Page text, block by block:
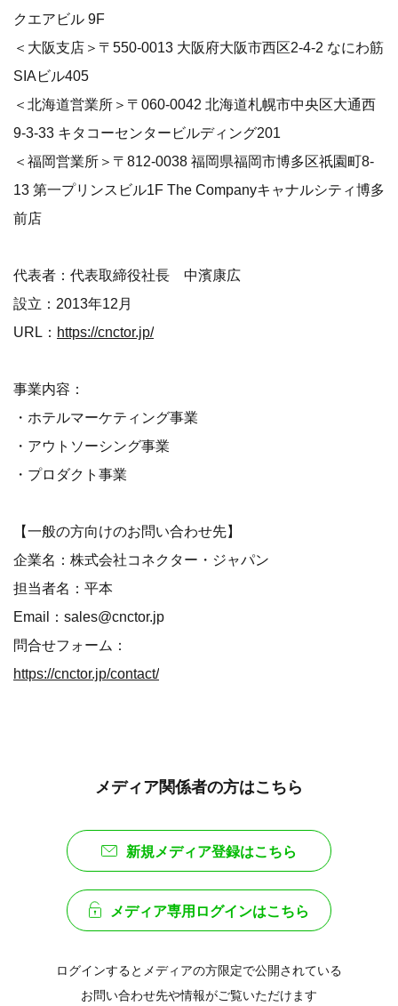
クエアビル 9F
＜大阪支店＞〒550-0013 大阪府大阪市西区2-4-2 なにわ筋
SIAビル405
＜北海道営業所＞〒060-0042 北海道札幌市中央区大通西
9-3-33 キタコーセンタービルディング201
＜福岡営業所＞〒812-0038 福岡県福岡市博多区祇園町8-
13 第一プリンスビル1F The Companyキャナルシティ博多
前店
代表者：代表取締役社長 中濱康広
設立：2013年12月
URL： https://cnctor.jp/
事業内容：
・ホテルマーケティング事業
・アウトソーシング事業
・プロダクト事業
【一般の方向けのお問い合わせ先】
企業名：株式会社コネクター・ジャパン
担当者名：平本
Email：sales@cnctor.jp
問合せフォーム：
https://cnctor.jp/contact/
メディア関係者の方はこちら
新規メディア登録はこちら
メディア専用ログインはこちら
ログインするとメディアの方限定で公開されている
お問い合わせ先や情報がご覧いただけます